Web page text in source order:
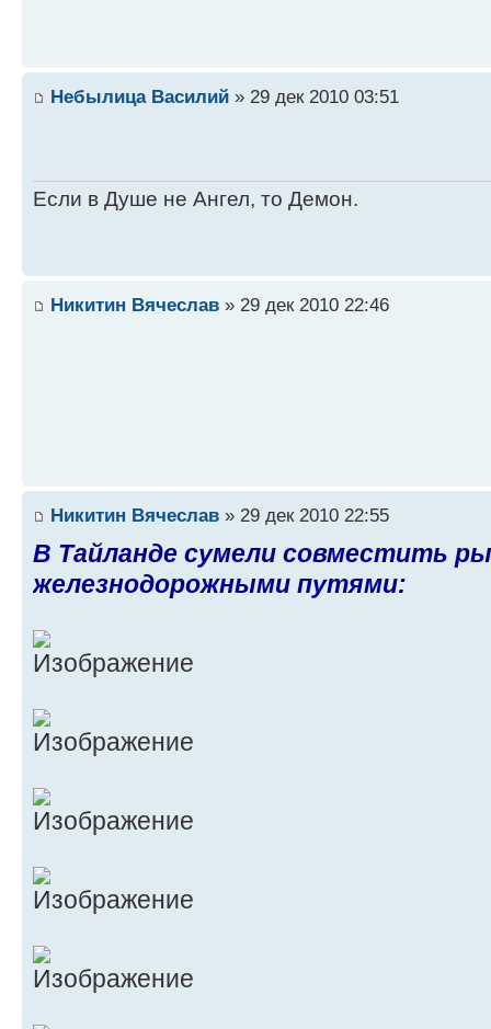
Небылица Василий » 29 дек 2010 03:51
Если в Душе не Ангел, то Демон.
Никитин Вячеслав » 29 дек 2010 22:46
Никитин Вячеслав » 29 дек 2010 22:55
В Тайланде сумели совместить
железнодорожными путями: